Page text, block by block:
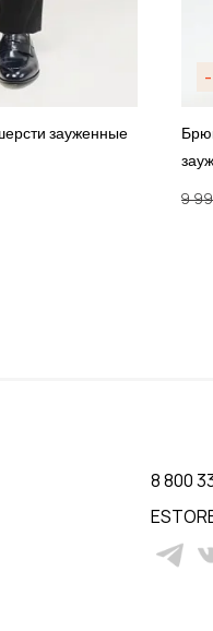
зауженные
29
8 800